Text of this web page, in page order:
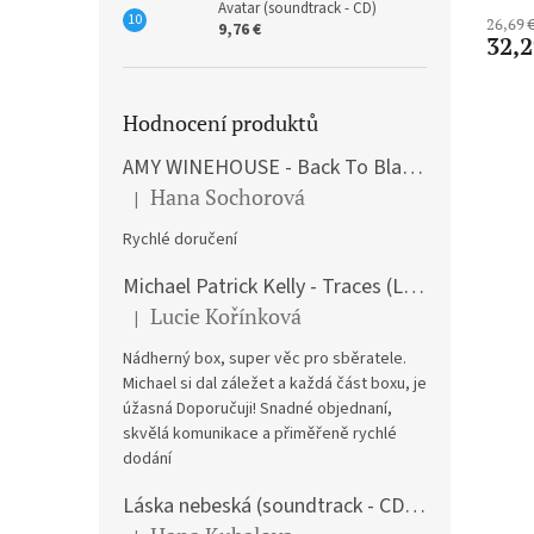
Avatar (soundtrack - CD)
9,76 €
Hodnocení produktů
AMY WINEHOUSE - Back To Black (LP)
The product rating is 5 out of 5 stars.
| Hana Sochorová
Rychlé doručení
Michael Patrick Kelly - Traces (Limited Edition) (Premium Box-Set) (LP)
The product rating is 5 out of 5 stars.
| Lucie Kořínková
Nádherný box, super věc pro sběratele.
Michael si dal záležet a každá část boxu, je
úžasná Doporučuji! Snadné objednaní,
skvělá komunikace a přiměřeně rychlé
dodání
Láska nebeská (soundtrack - CD) Love Actually
26,69